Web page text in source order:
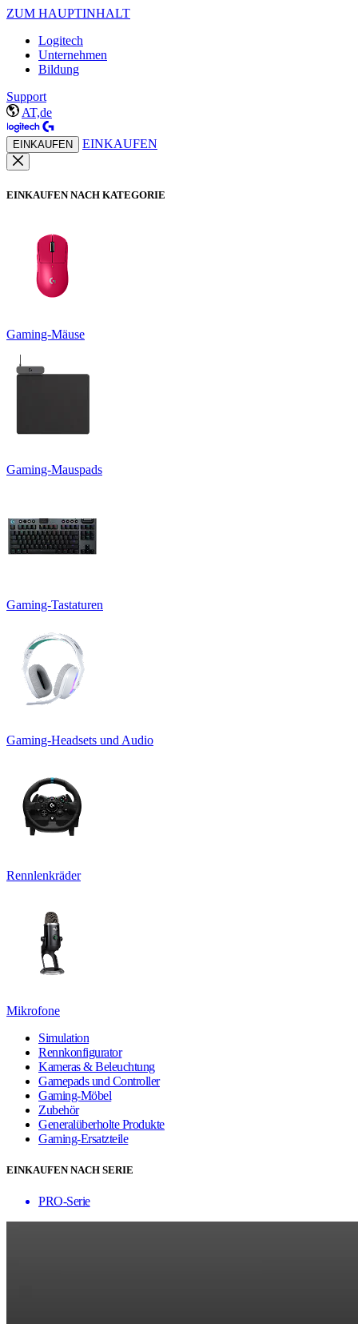
ZUM HAUPTINHALT
Logitech
Unternehmen
Bildung
Support
AT,de
EINKAUFEN EINKAUFEN
EINKAUFEN NACH KATEGORIE
Gaming-Mäuse
Gaming-Mauspads
Gaming-Tastaturen
Gaming-Headsets und Audio
Rennlenkräder
Mikrofone
Simulation
Rennkonfigurator
Kameras & Beleuchtung
Gamepads und Controller
Gaming-Möbel
Zubehör
Generalüberholte Produkte
Gaming-Ersatzteile
EINKAUFEN NACH SERIE
PRO-Serie